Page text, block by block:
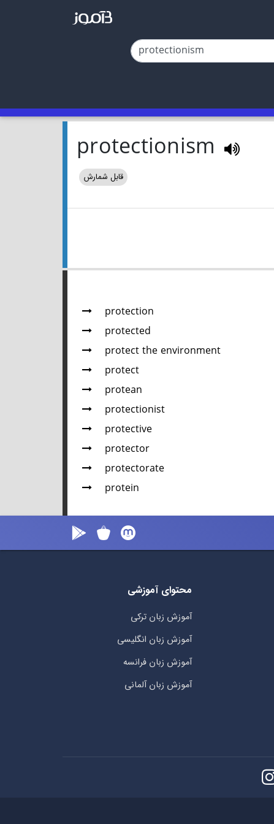
protectionism
قابل شمارش
protection
protected
protect the environment
protect
protean
protectionist
protective
protector
protectorate
protein
محتوای آموزشی
آموزش زبان ترکی
آموزش زبان انگلیسی
آموزش زبان فرانسه
آموزش زبان آلمانی